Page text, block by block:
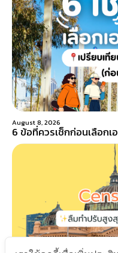
August 8, 2026
6 ข้อที่ควรเช็กก่อนเลือก